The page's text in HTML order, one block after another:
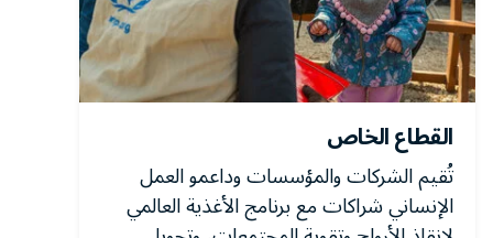
القطاع الخاص
تُقيم الشركات والمؤسسات وداعمو العمل
الإنساني شراكات مع برنامج الأغذية العالمي